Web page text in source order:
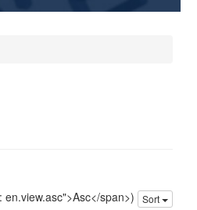
span>) Sort